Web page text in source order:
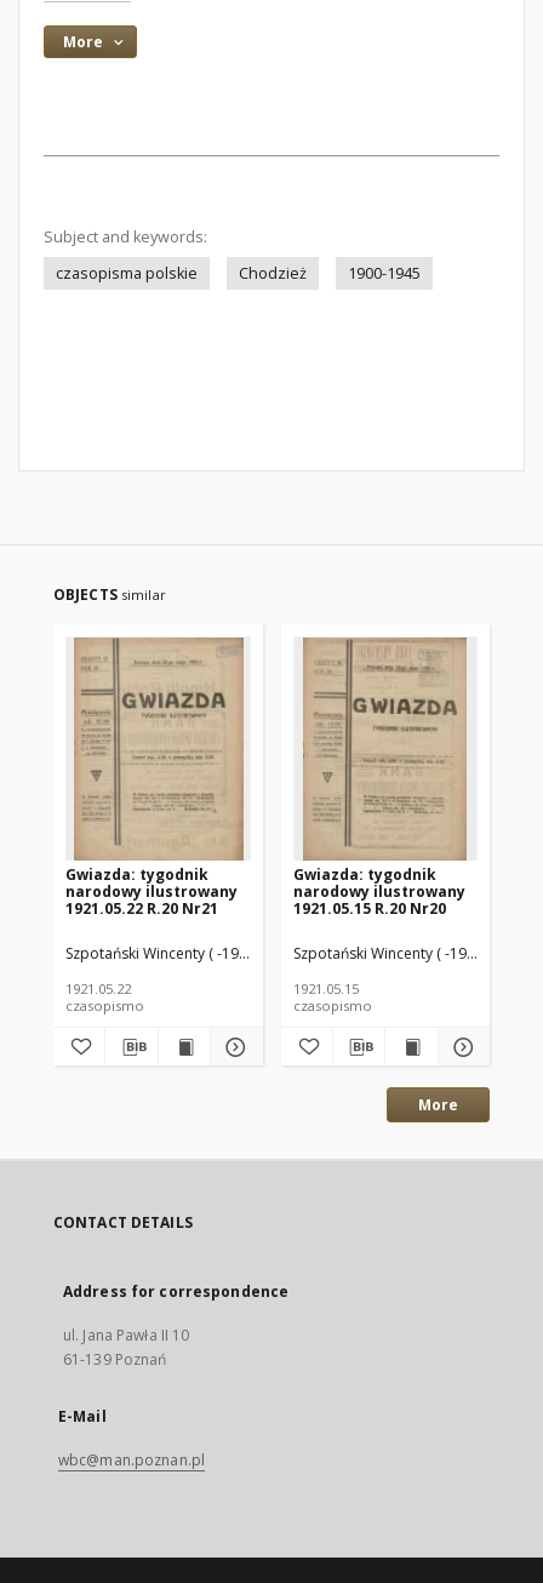
More
Subject and keywords:
czasopisma polskie
Chodzież 1900-1945
OBJECTS similar
Gwiazda: tygodnik
narodowy ilustrowany
1921.05.22 R.20 Nr21
Szpotański Wincenty ( -1928) (Red.)
1921.05.22
czasopismo
Gwiazda: tygodnik
narodowy ilustrowany
1921.05.15 R.20 Nr20
Szpotański Wincenty ( -1928) (Red.)
1921.05.15
czasopismo
More
CONTACT DETAILS
Address for correspondence
ul. Jana Pawła II 10
61-139 Poznań
E-Mail
wbc@man.poznan.pl